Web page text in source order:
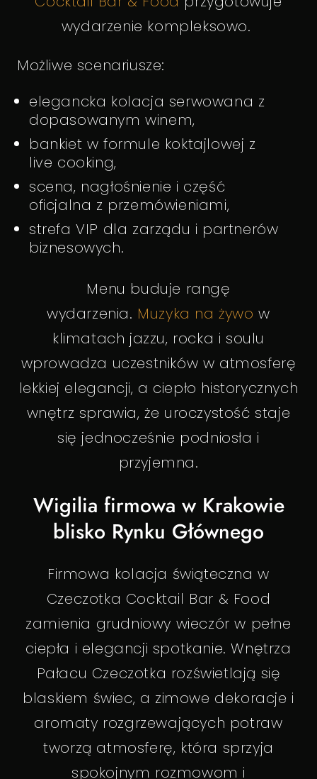
wydarzenie kompleksowo.
Możliwe scenariusze:
elegancka kolacja serwowana z
dopasowanym winem,
bankiet w formule koktajlowej z
live cooking,
scena, nagłośnienie i część
oficjalna z przemówieniami,
strefa VIP dla zarządu i partnerów
biznesowych.
Menu buduje rangę
wydarzenia. Muzyka na żywo w
klimatach jazzu, rocka i soulu
wprowadza uczestników w atmosferę
lekkiej elegancji, a ciepło historycznych
wnętrz sprawia, że uroczystość staje
się jednocześnie podniosła i
przyjemna.
Wigilia firmowa w Krakowie
blisko Rynku Głównego
Firmowa kolacja świąteczna w
Czeczotka Cocktail Bar & Food
zamienia grudniowy wieczór w pełne
ciepła i elegancji spotkanie. Wnętrza
Pałacu Czeczotka rozświetlają się
blaskiem świec, a zimowe dekoracje i
aromaty rozgrzewających potraw
tworzą atmosferę, która sprzyja
spokojnym rozmowom i